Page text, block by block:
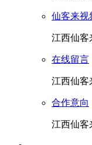
仙客来视
江西仙客
在线留言
江西仙客
合作意向
江西仙客